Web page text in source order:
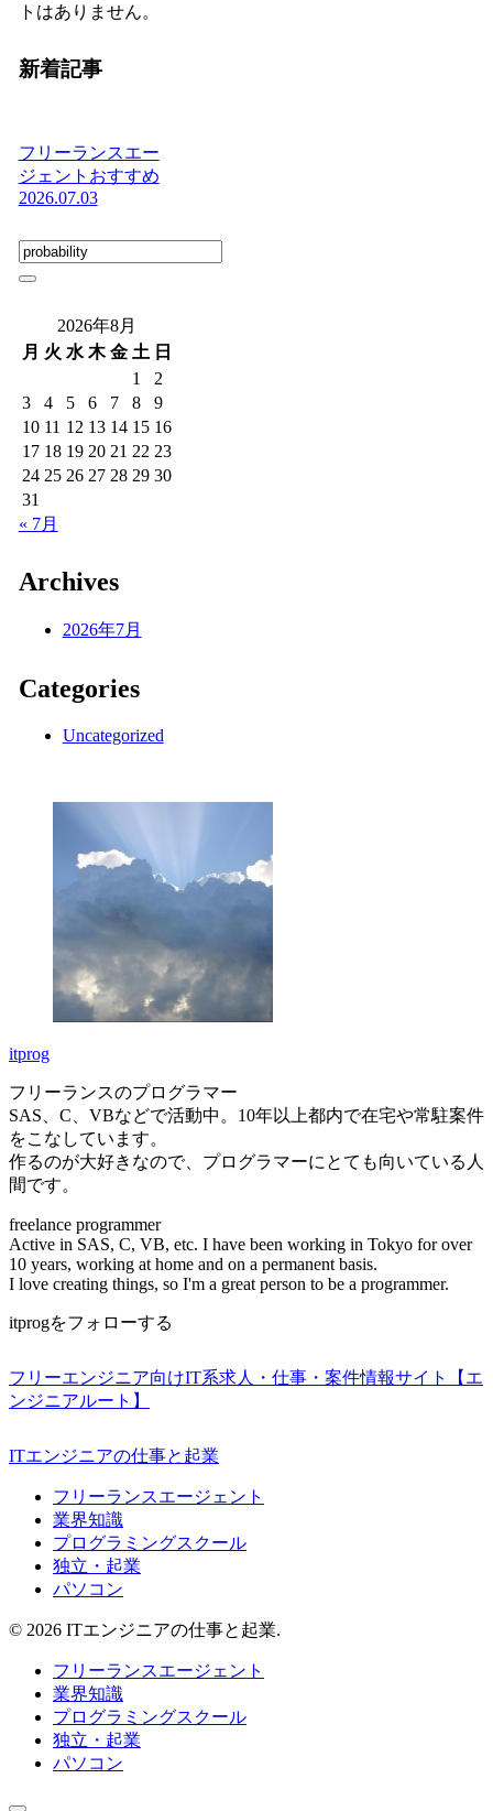
トはありません。
新着記事
フリーランスエー
ジェントおすすめ
2026.07.03
2026年8月
月 火 水 木 金 土 日
1
2
3
4 5 6 7 8
9
10 11 12 13 14 15 16
17 18 19 20 21 22 23
24 25 26 27 28 29 30
31
« 7月
Archives
2026年7月
Categories
Uncategorized
itprog
フリーランスのプログラマー
SAS、C、VBなどで活動中。10年以上都内で在宅や常駐案件
をこなしています。
作るのが大好きなので、プログラマーにとても向いている人
間です。
freelance programmer
Active in SAS, C, VB, etc. I have been working in Tokyo for over
10 years, working at home and on a permanent basis.
I love creating things, so I'm a great person to be a programmer.
itprogをフォローする
フリーエンジニア向けIT系求人・仕事・案件情報サイト【エ
ンジニアルート】
ITエンジニアの仕事と起業
フリーランスエージェント
業界知識
プログラミングスクール
独立・起業
パソコン
© 2026 ITエンジニアの仕事と起業.
フリーランスエージェント
業界知識
プログラミングスクール
独立・起業
パソコン